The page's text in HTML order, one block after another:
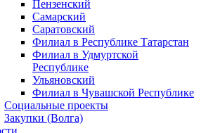
Пензенский
Самарский
Саратовский
Филиал в Республике Татарстан
Филиал в Удмуртской
Республике
Ульяновский
Филиал в Чувашской Республике
Социальные проекты
Закупки (Волга)